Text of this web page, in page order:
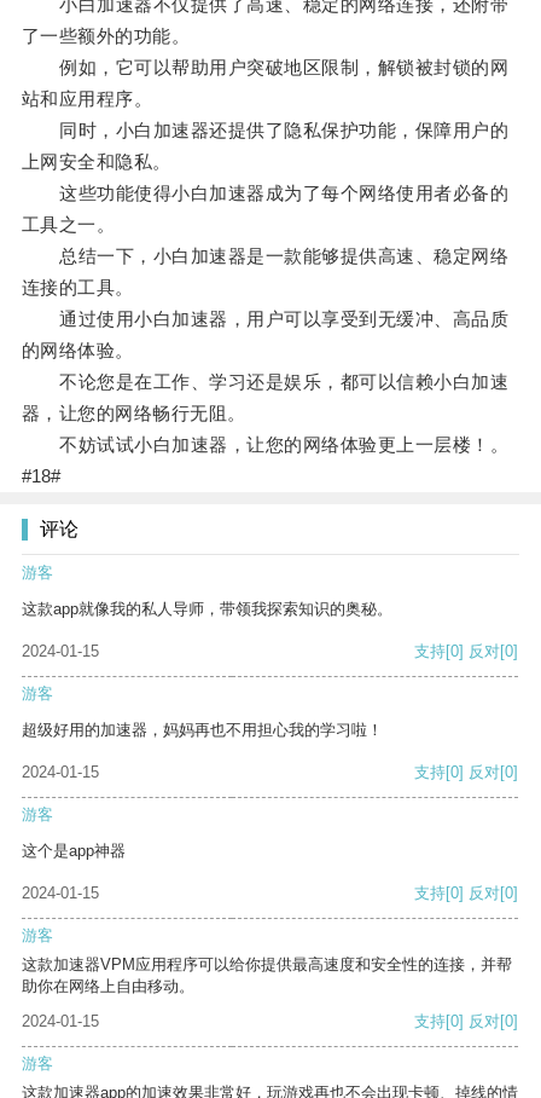
小白加速器不仅提供了高速、稳定的网络连接，还附带
了一些额外的功能。
例如，它可以帮助用户突破地区限制，解锁被封锁的网
站和应用程序。
同时，小白加速器还提供了隐私保护功能，保障用户的
上网安全和隐私。
这些功能使得小白加速器成为了每个网络使用者必备的
工具之一。
总结一下，小白加速器是一款能够提供高速、稳定网络
连接的工具。
通过使用小白加速器，用户可以享受到无缓冲、高品质
的网络体验。
不论您是在工作、学习还是娱乐，都可以信赖小白加速
器，让您的网络畅行无阻。
不妨试试小白加速器，让您的网络体验更上一层楼！。
#18#
评论
游客
这款app就像我的私人导师，带领我探索知识的奥秘。
2024-01-15 支持[0] 反对[0]
游客
超级好用的加速器，妈妈再也不用担心我的学习啦！
2024-01-15 支持[0] 反对[0]
游客
这个是app神器
2024-01-15 支持[0] 反对[0]
游客
这款加速器VPM应用程序可以给你提供最高速度和安全性的连接，并帮
助你在网络上自由移动。
2024-01-15
支持[0] 反对[0]
游客
这款加速器app的加速效果非常好，玩游戏再也不会出现卡顿、掉线的情